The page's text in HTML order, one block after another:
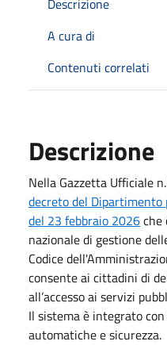
A cura di
Contenuti correlati
Descrizione
Nella Gazzetta Ufficiale
decreto del Dipartimento
del 23 febbraio 2026che
nazionale di gestione
Codice
consente ai cittadini di
all’accesso ai servizi
Il sistema è integrato
automatiche e sicurezza.